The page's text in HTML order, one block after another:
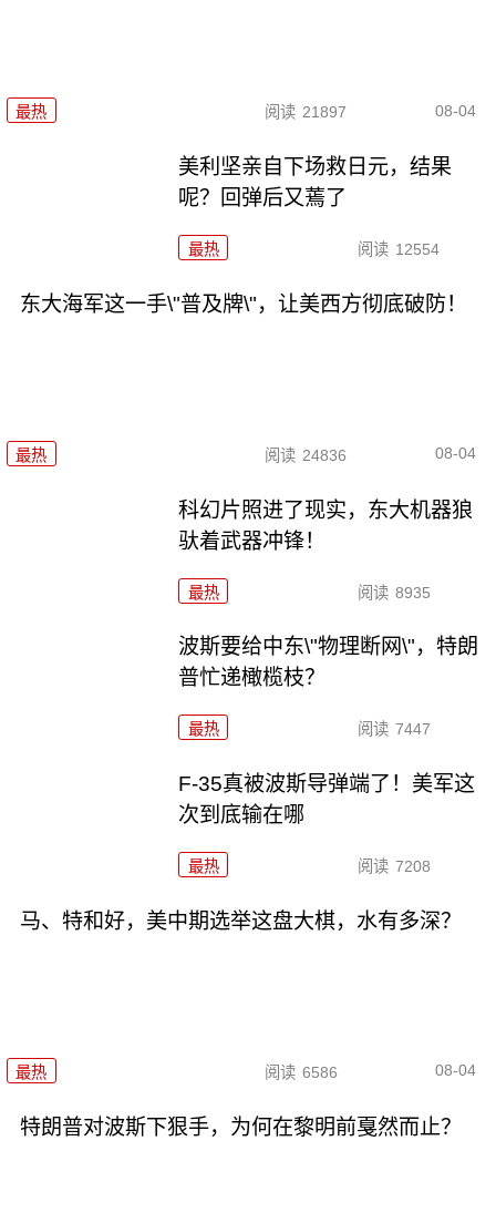
最热 阅读 21897 08-04
美利坚亲自下场救日元，结果
呢？回弹后又蔫了
最热 阅读 12554
东大海军这一手\"普及牌\"，让美西方彻底破防！
最热 阅读 24836 08-04
科幻片照进了现实，东大机器狼
驮着武器冲锋！
最热 阅读 8935
波斯要给中东\"物理断网\"，特朗
普忙递橄榄枝？
最热 阅读 7447
F-35真被波斯导弹端了！美军这
次到底输在哪
最热 阅读 7208
马、特和好，美中期选举这盘大棋，水有多深？
最热 阅读 6586 08-04
特朗普对波斯下狠手，为何在黎明前戛然而止？